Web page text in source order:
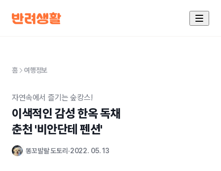
홈 여행정보
자연속에서 즐기는 숲캉스!
이색적인 감성 한옥 독채
춘천 '비안단테 펜션'
똥꼬발랄 도토리 2022. 05. 13